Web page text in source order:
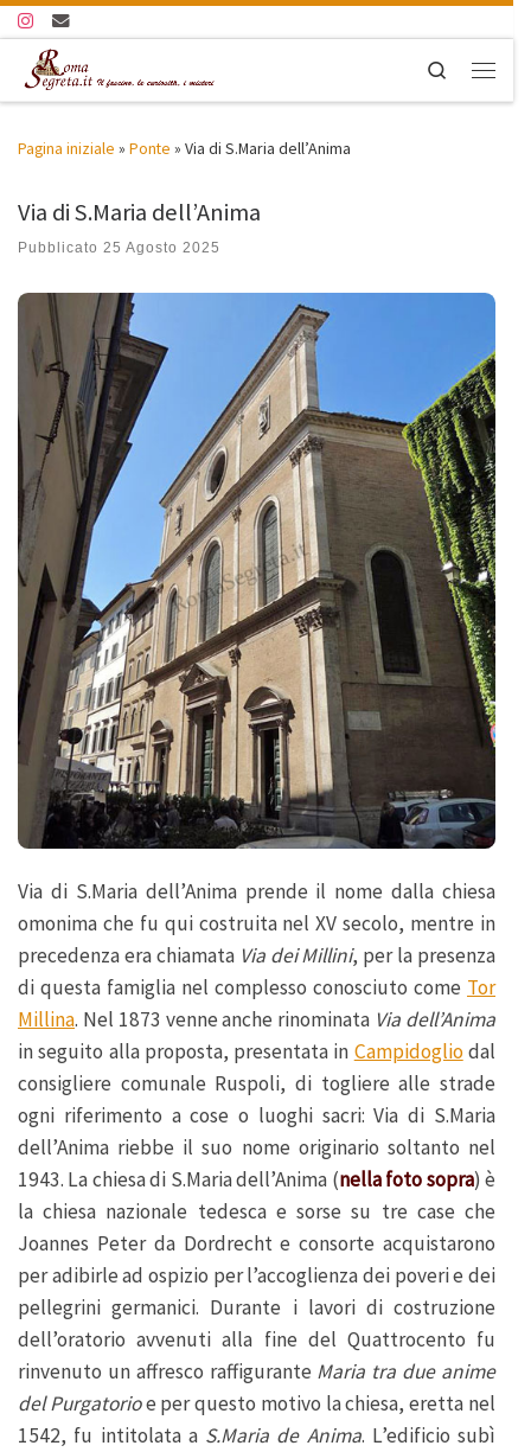
Passa al contenuto
Search
Menu
Pagina iniziale » Ponte » Via di S.Maria dell’Anima
Via di S.Maria dell’Anima
Pubblicato 25 Agosto 2025
Via di S.Maria dell’Anima prende il nome dalla chiesa
omonima che fu qui costruita nel XV secolo, mentre in
precedenza era chiamata Via dei Millini, per la presenza
di questa famiglia nel complesso conosciuto come Tor
Millina. Nel 1873 venne anche rinominata Via dell’Anima
in seguito alla proposta, presentata in Campidogliodal
consigliere comunale Ruspoli, di togliere alle strade
ogni riferimento a cose o luoghi sacri: Via di S.Maria
dell’Anima riebbe il suo nome originario soltanto nel
1943. La chiesa di S.Maria dell’Anima (nella foto sopra) è
la chiesa nazionale tedesca e sorse su tre case che
Joannes Peter da Dordrecht e consorte acquistarono
per adibirle ad ospizio per l’accoglienza dei poveri e dei
pellegrini germanici. Durante i lavori di costruzione
dell’oratorio avvenuti alla fine del Quattrocento fu
rinvenuto un affresco raffigurante Maria tra due anime
del Purgatorioe per questo motivo la chiesa, eretta nel
1542, fu intitolata a S.Maria de Anima. L’edificio subì